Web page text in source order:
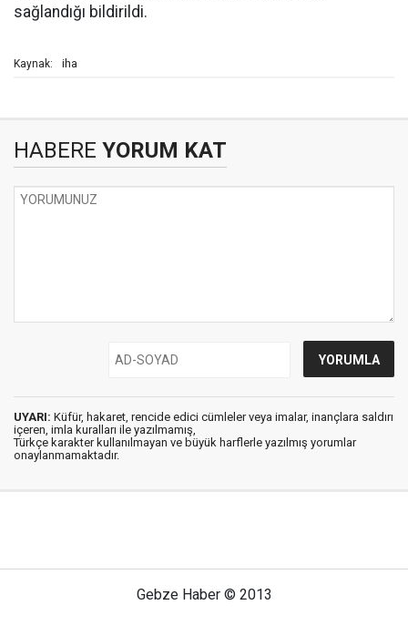
sağlandığı bildirildi.
Kaynak: iha
HABERE YORUM KAT
UYARI: Küfür, hakaret, rencide edici cümleler veya imalar, inançlara saldırı
içeren, imla kuralları ile yazılmamış,
Türkçe karakter kullanılmayan ve büyük harflerle yazılmış yorumlar
onaylanmamaktadır.
Gebze Haber © 2013